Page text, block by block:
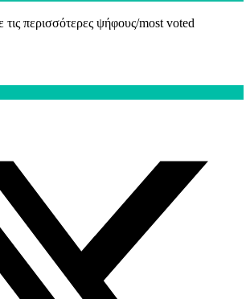
τις περισσότερες ψήφους/most voted